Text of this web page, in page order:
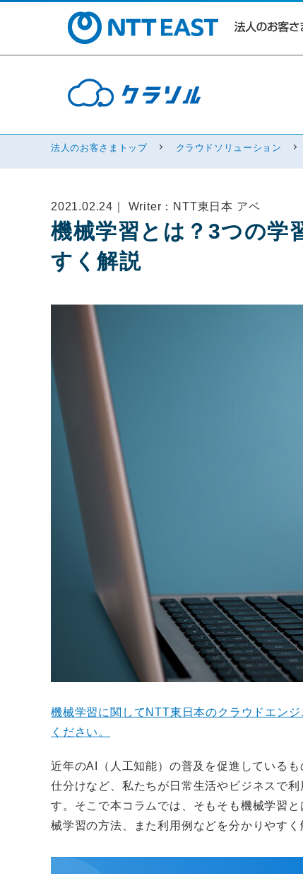
法人のお客さまトップ クラウドソリューション
2021.02.24｜ Writer：NTT東日本 アベ
機械学習とは？3つの学
すく解説
機械学習に関してNTT東日本のクラウドエン
ください。
近年のAI（人工知能）の普及を促進している
仕分けなど、私たちが日常生活やビジネスで
す。そこで本コラムでは、そもそも機械学習
械学習の方法、また利用例などを分かりやすく